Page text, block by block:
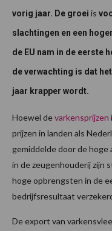
vorig jaar. De groei is
slachtingen en een
de EU nam in de eerste
de verwachting is dat
jaar krapper wordt.
Hoewel devarkensprijzen
prijzen in landen als
gemiddelde door de hoge
in de zeugenhouderij zijn
hoge opbrengsten in de
bedrijfsresultaat
De export van